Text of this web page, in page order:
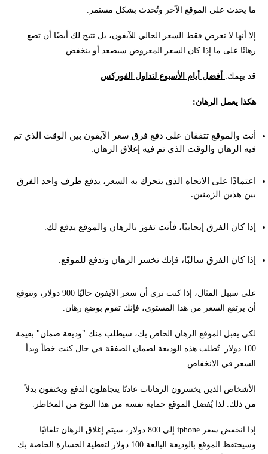
ما يحدث على الموقع الآخر وتُحدث بشكل مستمر.
إلا أنها لا تعرض فقط السعر الحالي للآيفون، بل تتيح لك أيضًا أن تضع
رهانًا على ما إذا كان السعر المعروض سيصعد أو ينخفض.
قد يهمك: أفضل أيام الأسبوع لتداول الفوركس
هكذا يعمل الرهان:
أنت والموقع تتفقان على دفع فرق سعر الآيفون بين الوقت الذي تم
فيه الرهان والوقت الذي تم فيه إغلاق الرهان.
اعتمادًا على الاتجاه الذي يتحرك به السعر، يدفع طرف واحد الفرق
بين هذين الزمنين.
إذا كان الفرق إيجابيًا، فأنت تفوز بالرهان والموقع يدفع لك.
إذا كان الفرق سالبًا، فإنك تخسر الرهان وتدفع للموقع.
على سبيل المثال، إذا كنت ترى أن سعر الآيفون حاليًا 900 دولار، وتتوقع
أن يرتفع السعر من هذا المستوى، فإنك تقوم بوضع رهان.
لكي يقبل الموقع الرهان الخاص بك، سيطلب منك "وديعة ضمان" بقيمة
100 دولار. تُطلب هذه الوديعة لضمان الصفقة في حال كنت خطأ وبدأ
السعر في الانخفاض.
الأشخاص الذين يخسرون الرهانات عادتًا يتجاهلون الدفع ويختفون بدلاً
من ذلك. لذا يُفضل الموقع حماية نفسه من هذا النوع من المخاطر.
إذا انخفض سعر iphone إلى 800 دولار، سيتم إغلاق الرهان تلقائيًا
وسيحتفظ الموقع بالوديعة البالغة 100 دولار لتغطية الخسارة الخاصة بك.